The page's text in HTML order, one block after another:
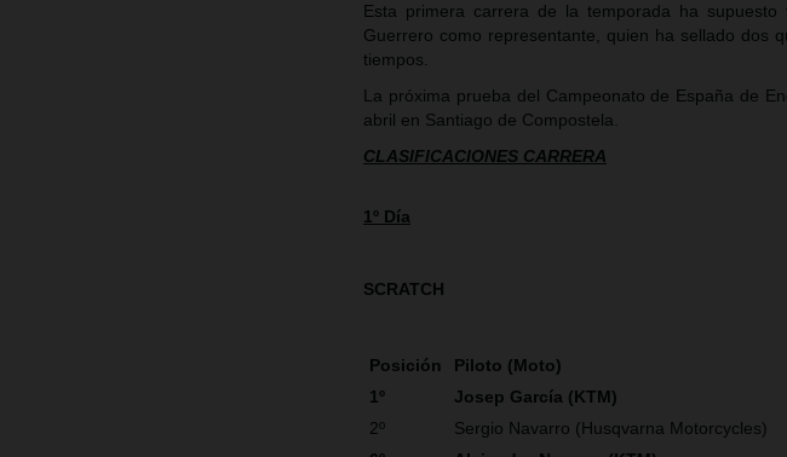
Esta primera carrera de la temporada ha
Guerrero como representante, quien ha sellado dos
tiempos.
La próxima prueba del Campeonato de España de
abril en Santiago de Compostela.
CLASIFICACIONES CARRERA
1º Día
SCRATCH
Posición
Piloto (Moto)
1º
Josep García (KTM)
2º
Sergio Navarro (Husqvarna Motorcycles)